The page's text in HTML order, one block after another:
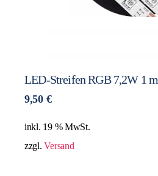
LED-Streifen RGB 7,2W 1 m
9,50 €
inkl. 19 % MwSt.
zzgl.Versand